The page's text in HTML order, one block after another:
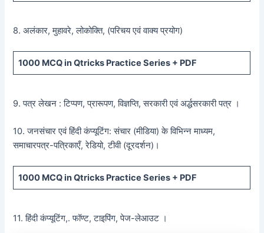
8. अलंकार, मुहावरे, लोकोक्ति, (परिचय एवं वाक्य प्रयोग)
1000 MCQin Qtricks Practice Series + PDF
9. पत्र लेखन : टिप्पण, प्रारूपण, विज्ञप्ति, सरकारी एवं अर्द्धसरकारी पत्र ।
10. जनसंचार एवं हिंदी कंप्यूटिंग: संचार (मीडिया) के विभिन्न माध्यम,
समाचारपत्र-पत्रिकाएँ, रेडियो, टीवी (दूरदर्शन)।
1000 MCQin Qtricks Practice Series + PDF
11. हिंदी कंप्यूटिंग,. फॉण्ट, टाइपिंग, पेज-लेआउट ।